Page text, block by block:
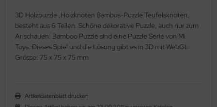
3D Holzpuzzle ,Holzknoten Bambus-Puzzle Teufelsknoten,
besteht aus 6 Teilen. Schöne dekorative Puzzle, auch nur zum
Anschauen. Bamboo Puzzle sind eine Puzzle Serie von Mi
Toys. Dieses Spiel und die Lösung gibt es in 3D mit WebGL.
Grösse: 75 x 75 x 75 mm
Artikeldatenblatt drucken